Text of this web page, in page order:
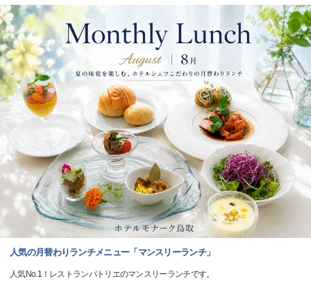
人気の月替わりランチメニュー「マンスリーランチ」
人気No.1！レストランパトリエのマンスリーランチです。